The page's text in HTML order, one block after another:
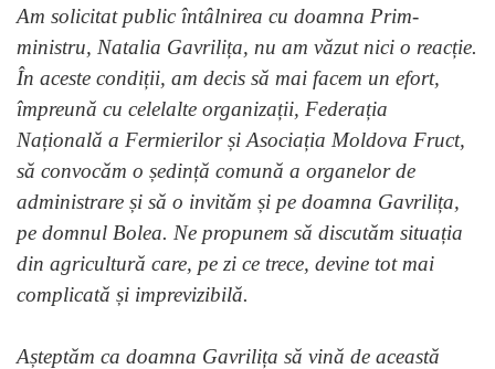
Am solicitat public întâlnirea cu doamna Prim-
ministru, Natalia Gavrilița, nu am văzut nici o reacție.
În aceste condiții, am decis să mai facem un efort,
împreună cu celelalte organizații, Federația
Națională a Fermierilor și Asociația Moldova Fruct,
să convocăm o ședință comună a organelor de
administrare și să o invităm și pe doamna Gavrilița,
pe domnul Bolea. Ne propunem să discutăm situația
din agricultură care, pe zi ce trece, devine tot mai
complicată și imprevizibilă.
Așteptăm ca doamna Gavrilița să vină de această